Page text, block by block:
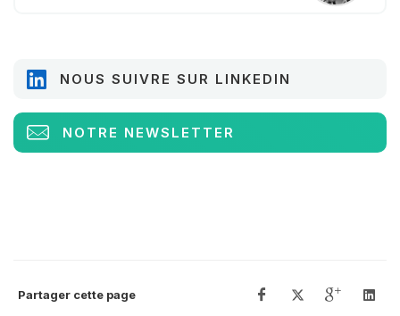
NOUS SUIVRE SUR LINKEDIN
NOTRE NEWSLETTER
Partager cette page